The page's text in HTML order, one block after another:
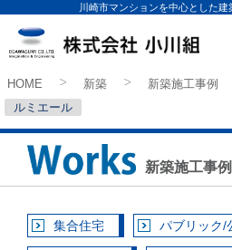
川崎市マンションを中心とした
HOME >新築 >新築施工事例
ルミエール
新築施工事例
集合住宅 パブリック/